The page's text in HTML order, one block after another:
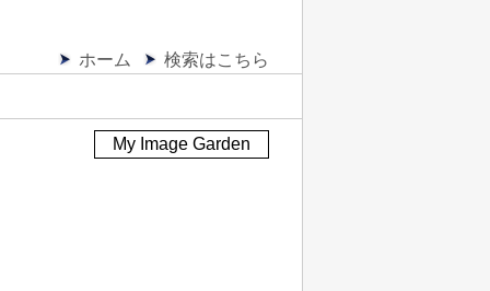
ホーム 検索はこちら
My Image Garden